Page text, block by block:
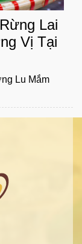
Lai
Vị Tại
Lu Mắm